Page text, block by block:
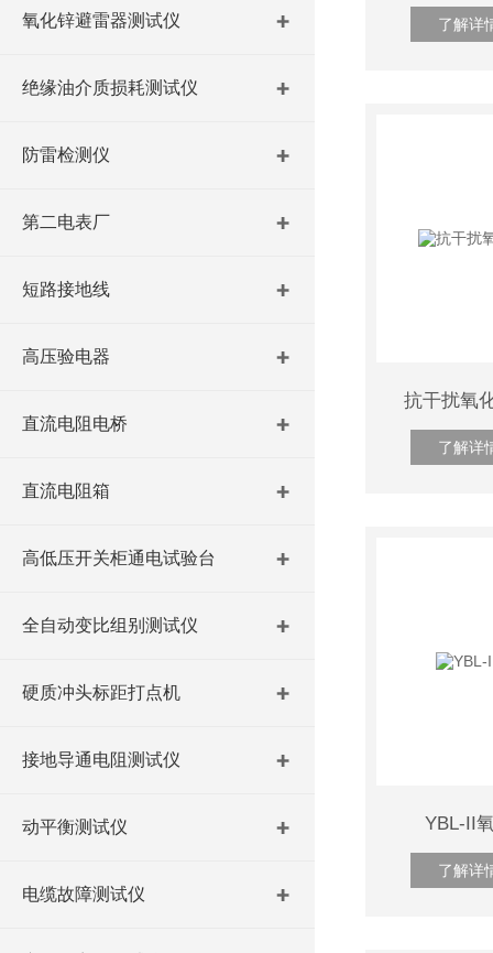
氧化锌避雷器测试仪
绝缘油介质损耗测试仪
防雷检测仪
第二电表厂
短路接地线
高压验电器
直流电阻电桥
直流电阻箱
高低压开关柜通电试验台
全自动变比组别测试仪
硬质冲头标距打点机
接地导通电阻测试仪
动平衡测试仪
电缆故障测试仪
了解详
抗干扰氧
了解详
YBL-II
了解详